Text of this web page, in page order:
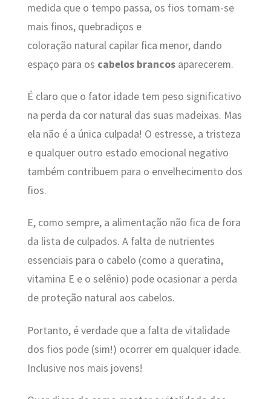
medida que o tempo passa, os fios tornam-se
mais finos, quebradiços e
coloração natural capilar fica menor, dando
espaço para os cabelos brancosaparecerem.
É claro que o fator idade tem peso significativo
na perda da cor natural das suas madeixas. Mas
ela não é a única culpada! O estresse, a tristeza
e qualquer outro estado emocional negativo
também contribuem para o envelhecimento dos
fios.
E, como sempre, a alimentação não fica de fora
da lista de culpados. A falta de nutrientes
essenciais para o cabelo (como a queratina,
vitamina E e o selênio) pode ocasionar a perda
de proteção natural aos cabelos.
Portanto, é verdade que a falta de vitalidade
dos fios pode (sim!) ocorrer em qualquer idade.
Inclusive nos mais jovens!